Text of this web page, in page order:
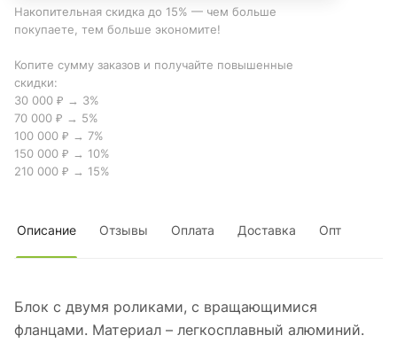
Накопительная скидка до 15% — чем больше
покупаете, тем больше экономите!
Копите сумму заказов и получайте повышенные
скидки:
30 000 ₽ → 3%
70 000 ₽ → 5%
100 000 ₽ → 7%
150 000 ₽ → 10%
210 000 ₽ → 15%
Описание Отзывы Оплата Доставка Опт
Блок с двумя роликами, с вращающимися
фланцами. Материал – легкосплавный алюминий.